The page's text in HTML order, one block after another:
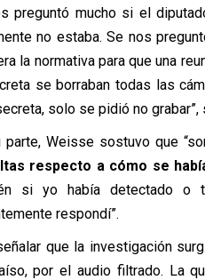
preguntó mucho si el
no estaba. Se nos
la normativa para que una
se borraban todas las
solo se pidió no grabar”,
parte, Weisse sostuvo que
respecto a cómo se
si yo había detectado o
respondí”.
que la investigación
por el audio filtrado. La